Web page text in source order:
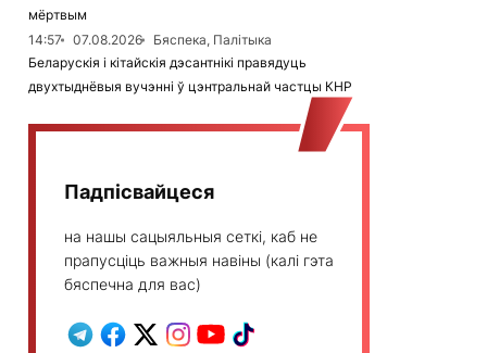
мёртвым
14:57
07.08.2026
Бяспека, Палітыка
Беларускія і кітайскія дэсантнікі правядуць
двухтыднёвыя вучэнні ў цэнтральнай частцы КНР
Падпісвайцеся
на нашы сацыяльныя сеткі, каб не
прапусціць важныя навіны (калі гэта
бяспечна для вас)